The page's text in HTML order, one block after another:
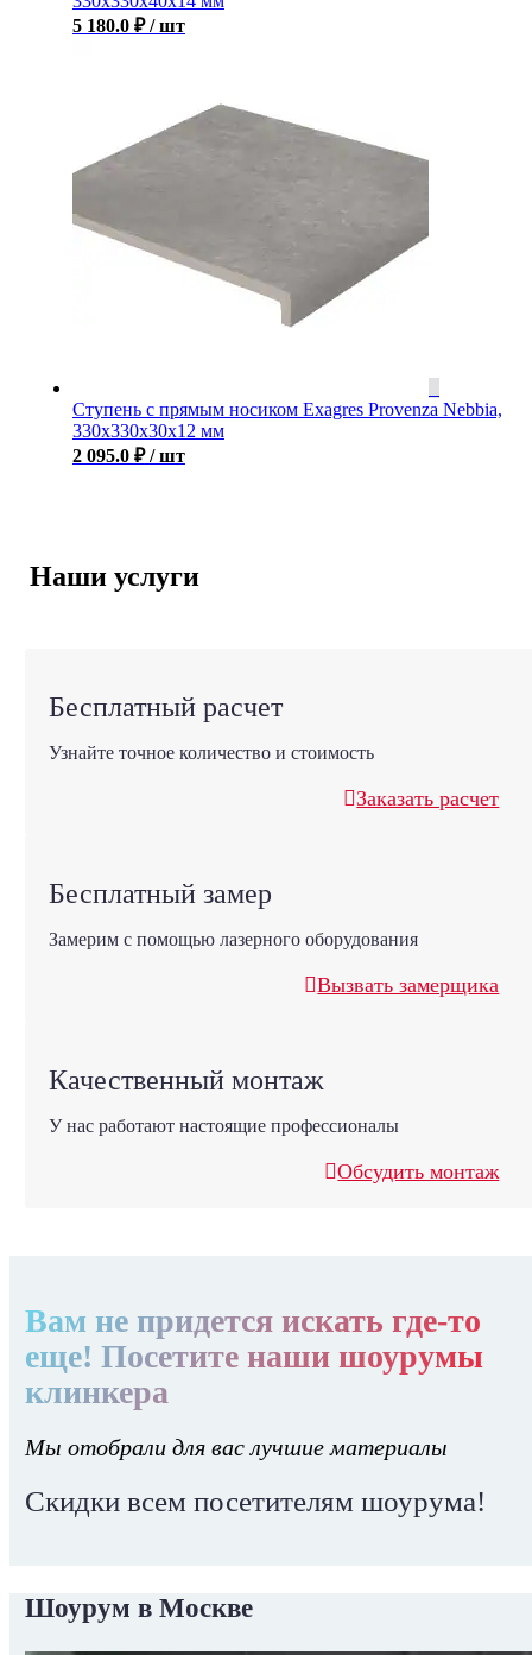
5 180.0 ₽ / шт
Ступень с прямым носиком Exagres Provenza Nebbia,
330x330x30x12 мм
2 095.0 ₽ / шт
Наши услуги
Бесплатный расчет
Узнайте точное количество и стоимость
Заказать расчет
Бесплатный замер
Замерим с помощью лазерного оборудования
Вызвать замерщика
Качественный монтаж
У нас работают настоящие профессионалы
Обсудить монтаж
Вам не придется искать где-то
еще! Посетите наши шоурумы
клинкера
Мы отобрали для вас лучшие материалы
Скидки всем посетителям шоурума!
Шоурум в Москве